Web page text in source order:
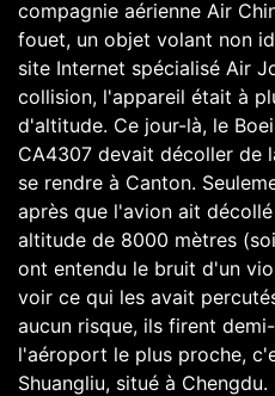
compagnie aérienne Air
fouet, un objet volant non
site Internet spécialisé Air
collision, l'appareil était à
d'altitude. Ce jour-là, le
CA4307 devait décoller de
se rendre à Canton.
après que l'avion ait
altitude de 8000 mètres
ont entendu le bruit d'un
voir ce qui les avait
aucun risque, ils firent
l'aéroport le plus proche,
Shuangliu, situé à